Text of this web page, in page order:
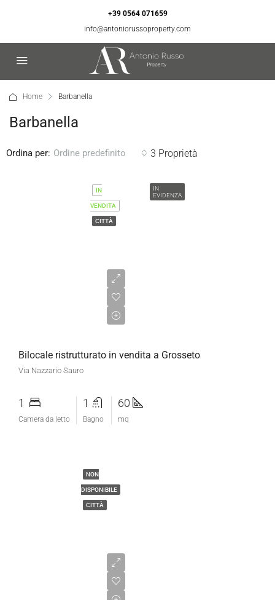
+39 0564 071659
info@antoniorussoproperty.com
Home Barbanella
Barbanella
3 Proprietà
Ordina per: Ordine predefinito
IN
EVIDENZA
IN
VENDITA
CITTÀ
Bilocale ristrutturato in vendita a Grosseto
Via Nazzario Sauro
1
Camera da letto
1
Bagno
60
mq
NON
DISPONIBILE
CITTÀ